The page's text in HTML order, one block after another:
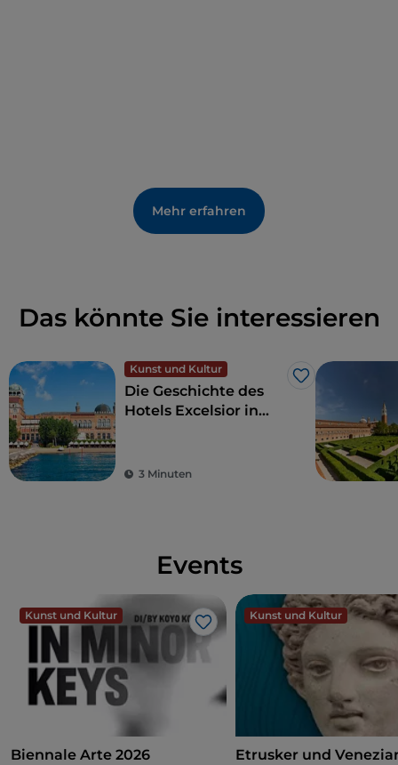
Mehr erfahren
Das könnte Sie interessieren
Kunst und Kultur
Like
Die Geschichte des
Hotels Excelsior in
des Filmfestivals
3 Minuten
Events
Kunst und Kultur
Like
Biennale Arte 2026
Kunst und Kultur
Etrusker und